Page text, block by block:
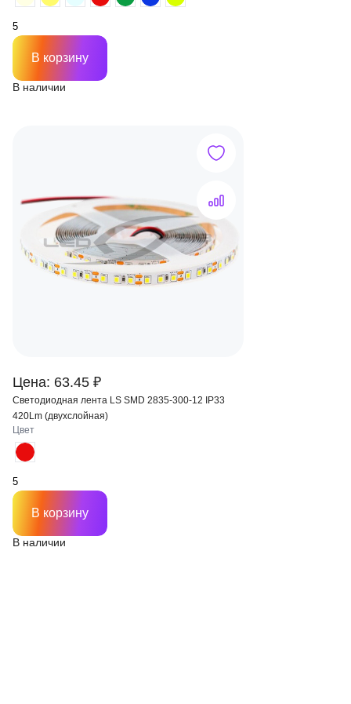
В наличии
В корзину
Цена: 63.45 ₽
Светодиодная лента LS SMD 2835-300-12 IP33
420Lm (двухслойная)
В наличии
Цвет
В корзину